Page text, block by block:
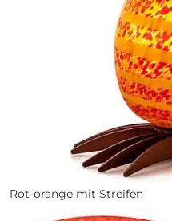
Rot-orange mit Streifen